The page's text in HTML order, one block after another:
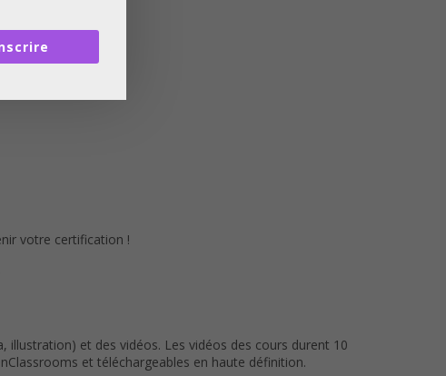
votre certification !
illustration) et des vidéos. Les vidéos des cours durent 10
et téléchargeables en haute définition.